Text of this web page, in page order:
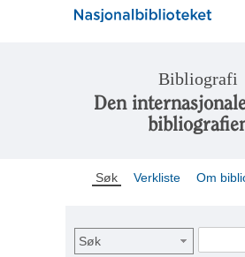
Bibliografi
Den
Søk Verkliste Om
Søk